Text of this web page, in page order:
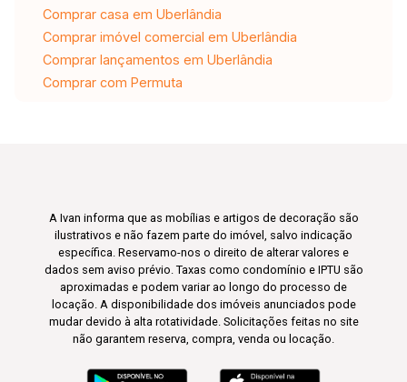
Comprar casa em Uberlândia
Comprar imóvel comercial em Uberlândia
Comprar lançamentos em Uberlândia
Comprar com Permuta
A Ivan informa que as mobílias e artigos de decoração são
ilustrativos e não fazem parte do imóvel, salvo indicação
específica. Reservamo-nos o direito de alterar valores e
dados sem aviso prévio. Taxas como condomínio e IPTU são
aproximadas e podem variar ao longo do processo de
locação. A disponibilidade dos imóveis anunciados pode
mudar devido à alta rotatividade. Solicitações feitas no site
não garantem reserva, compra, venda ou locação.